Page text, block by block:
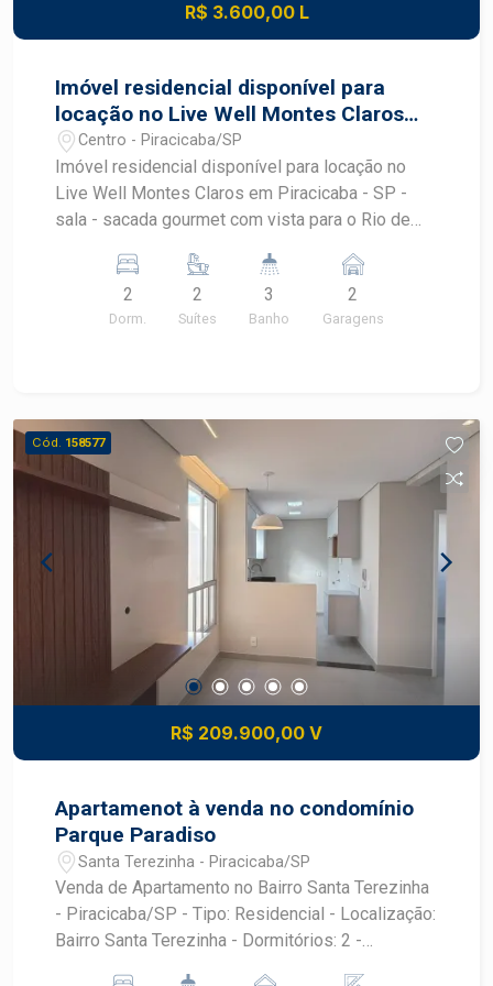
R$ 3.600,00 L
Imóvel residencial disponível para
locação no Live Well Montes Claros
em Piracicaba - SP
Centro - Piracicaba/SP
Imóvel residencial disponível para locação no
Live Well Montes Claros em Piracicaba - SP -
sala - sacada gourmet com vista para o Rio de
com armários e ar condicionado - 2 vagas
Condomínio oferece academia, salão de festas,
espaço gourmet e piscina. Agende sua visita !
2
Dorm.
2
Suítes
3
Banho
2
Garagens
Cód. 158577
R$ 209.900,00 V
Apartamenot à venda no condomínio
Parque Paradiso
Santa Terezinha - Piracicaba/SP
Venda de Apartamento no Bairro Santa Terezinha
- Piracicaba/SP - Tipo: Residencial - Localização:
Bairro Santa Terezinha - Dormitórios: 2 -